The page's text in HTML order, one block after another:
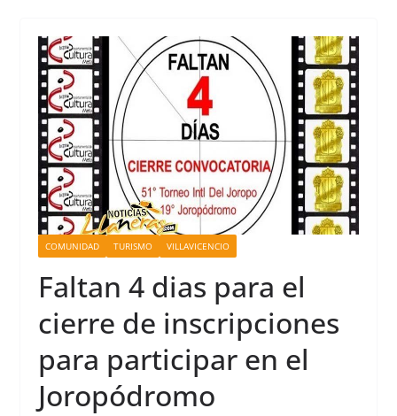
COMUNIDAD TURISMO VILLAVICENCIO
Faltan 4 dias para el
cierre de inscripciones
para participar en el
Joropódromo